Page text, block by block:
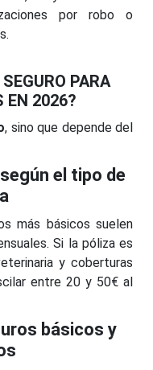
por robo o
PARA
EN 2026?
, sino que depende del
el tipo de
más básicos suelen
Si la póliza es
y coberturas
entre 20 y 50€ al
básicos y